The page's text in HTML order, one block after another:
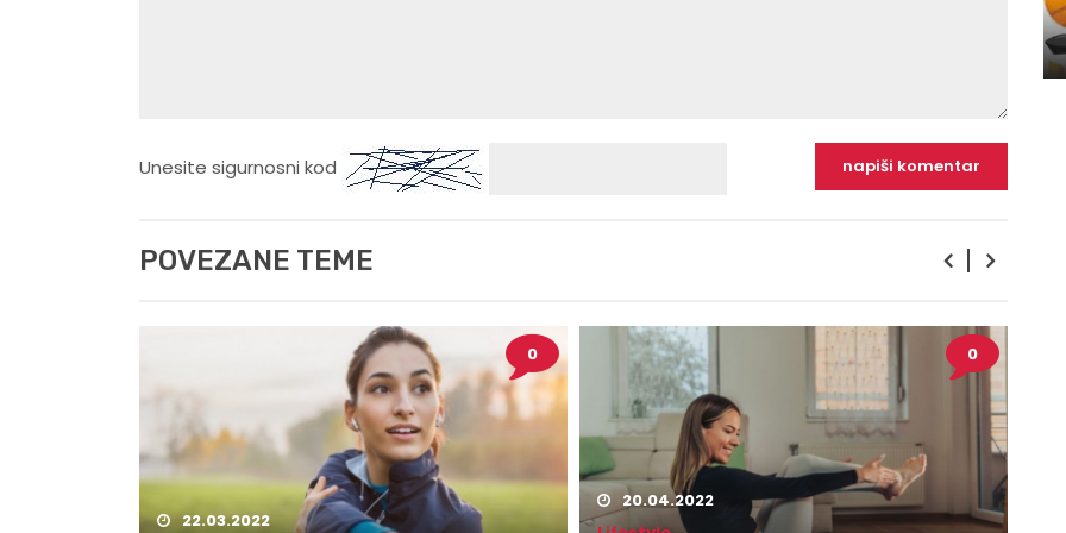
Unesite sigurnosni kod
POVEZANE TEME
0
22.03.2022
0
20.04.2022